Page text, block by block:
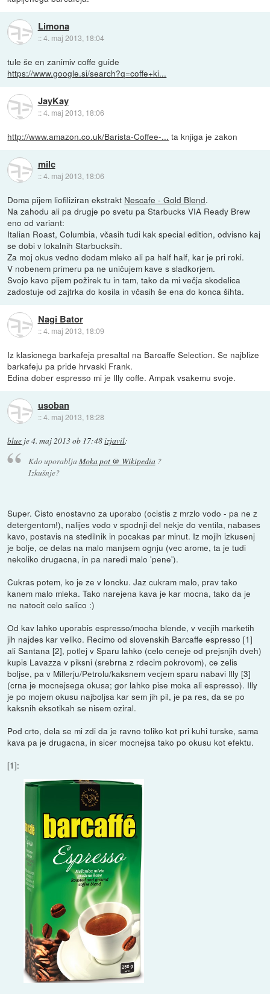
Limona
::4. maj 2013, 18:04
tule še en zanimiv coffe guide
https://www.google.si/search?q=coffe+ki...
JayKay
::4. maj 2013, 18:06
http://www.amazon.co.uk/Barista-Coffee-... ta knjiga je zakon
milc
::4. maj 2013, 18:06
Doma pijem liofiliziran ekstrakt Nescafe - Gold Blend.
Na zahodu ali pa drugje po svetu pa Starbucks VIA Ready Brew
eno od variant:
Italian Roast, Columbia, včasih tudi kak special edition, odvisno kaj
se dobi v lokalnih Starbucksih.
Za moj okus vedno dodam mleko ali pa half half, kar je pri roki.
V nobenem primeru pa ne uničujem kave s sladkorjem.
Svojo kavo pijem požirek tu in tam, tako da mi večja skodelica
zadostuje od zajtrka do kosila in včasih še ena do konca šihta.
Nagi Bator
::4. maj 2013, 18:09
Iz klasicnega barkafeja presaltal na Barcaffe Selection. Se najblize
barkafeju pa pride hrvaski Frank.
Edina dober espresso mi je Illy coffe. Ampak vsakemu svoje.
usoban
::4. maj 2013, 18:28
blue je4. maj 2013 ob 17:48izjavil:
Kdo uporabljaMoka pot @ Wikipedia?
Izkušnje?
Super. Cisto enostavno za uporabo (ocistis z mrzlo vodo - pa ne z
detergentom!), nalijes vodo v spodnji del nekje do ventila, nabases
kavo, postavis na stedilnik in pocakas par minut. Iz mojih izkusenj
je bolje, ce delas na malo manjsem ognju (vec arome, ta je tudi
nekoliko drugacna, in pa naredi malo 'pene').
Cukras potem, ko je ze v loncku. Jaz cukram malo, prav tako
kanem malo mleka. Tako narejena kava je kar mocna, tako da je
ne natocit celo salico :)
Od kav lahko uporabis espresso/mocha blende, v vecjih marketih
jih najdes kar veliko. Recimo od slovenskih Barcaffe espresso [1]
ali Santana [2], potlej v Sparu lahko (celo ceneje od prejsnjih dveh)
kupis Lavazza v piksni (srebrna z rdecim pokrovom), ce zelis
boljse, pa v Millerju/Petrolu/kaksnem vecjem sparu nabavi Illy [3]
(crna je mocnejsega okusa; gor lahko pise moka ali espresso). Illy
je po mojem okusu najboljsa kar sem jih pil, je pa res, da se po
kaksnih eksotikah se nisem oziral.
Pod crto, dela se mi zdi da je ravno toliko kot pri kuhi turske, sama
kava pa je drugacna, in sicer mocnejsa tako po okusu kot efektu.
[1]: